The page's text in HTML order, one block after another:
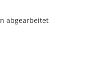
abgearbeitet